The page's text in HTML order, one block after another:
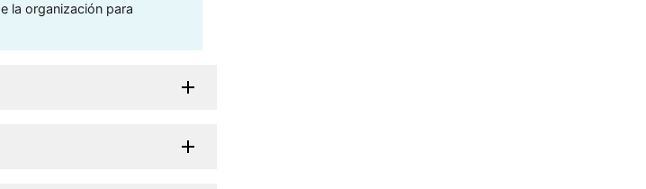
la organización para